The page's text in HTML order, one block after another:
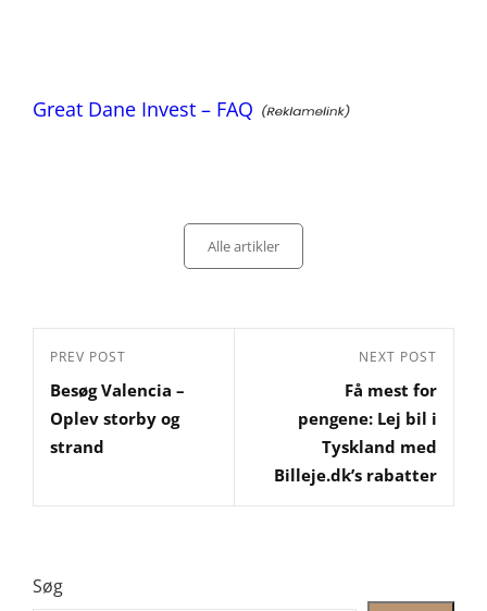
Great Dane Invest – FAQ
Categories
Alle artikler
Indlægsnavigation
Previous
Post
PREV POST
Besøg Valencia –
Oplev storby og
strand
NEXT POST
Få mest for
pengene: Lej bil i
Tyskland med
Billeje.dk’s rabatter
Søg